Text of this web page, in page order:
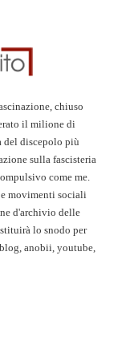
chiuso
il milione di
del discepolo più
sulla fascisteria
come me.
movimenti sociali
d'archivio delle
lo snodo per
anobii, youtube,